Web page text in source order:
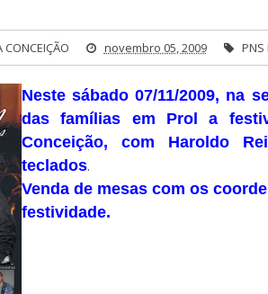
CONCEIÇÃO novembro 05, 2009 PNS
Neste sábado 07/11/2009, na
das famílias em Prol a
Conceição, com Haroldo
teclados.
Venda de mesas com os
festividade.